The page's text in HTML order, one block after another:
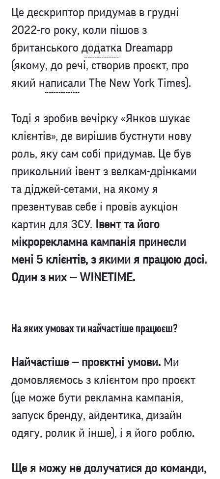
Це дескриптор придумав в грудні
2022-го року, коли пішов з
британського додаткаDreamapp
(якому, до речі, створив проєкт, про
який написали The New York Times).
Тоді я зробив вечірку «Янков шукає
клієнтів», де вирішив бустнути нову
роль, яку сам собі придумав. Це був
прикольний івент з велкам-дрінками
та діджей-сетами, на якому я
презентував себе і провів аукціон
картин для ЗСУ.
Івент та його
мікрорекламна кампанія принесли
мені 5 клієнтів, з якими я працюю досі.
Один з них — WINETIME.
На яких умовах ти найчастіше працюєш?
Найчастіше — проєктні умови.Ми
домовляємось з клієнтом про проєкт
(це може бути рекламна кампанія,
запуск бренду, айдентика, дизайн
одягу, ролик й інше), і я його роблю.
Ще я можу не долучатися до команди,